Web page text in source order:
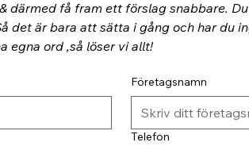
därmed få fram ett förslag snabbare.
det är bara att sätta i gång och har du
egna ord ,så löser vi allt!
Företagsnamn
Telefon